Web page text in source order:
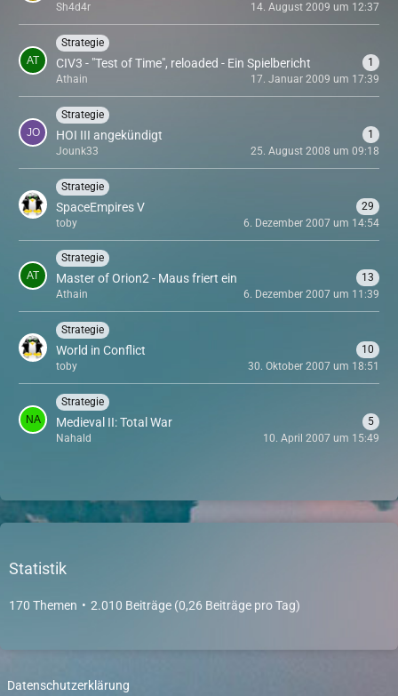
Sh4d4r
14. August 2009 um 12:37
Strategie
CIV3 - "Test of Time", reloaded - Ein Spielbericht
1
Athain
17. Januar 2009 um 17:39
Strategie
HOI III angekündigt
1
Jounk33
25. August 2008 um 09:18
Strategie
SpaceEmpires V
29
toby
6. Dezember 2007 um 14:54
Strategie
Master of Orion2 - Maus friert ein
13
Athain
6. Dezember 2007 um 11:39
Strategie
World in Conflict
10
toby
30. Oktober 2007 um 18:51
Strategie
Medieval II: Total War
5
Nahald
10. April 2007 um 15:49
Statistik
170 Themen 2.010 Beiträge (0,26 Beiträge pro Tag)
Datenschutzerklärung